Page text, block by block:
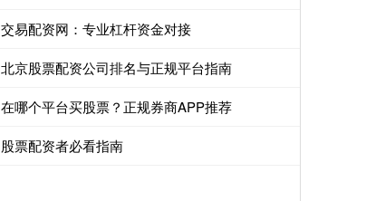
交易配资网：专业杠杆资金对接
北京股票配资公司排名与正规平台指南
在哪个平台买股票？正规券商APP推荐
股票配资者必看指南